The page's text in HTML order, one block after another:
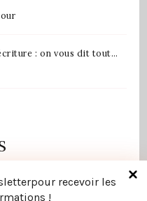
recevoir les
!
: on vous dit tout…
2026